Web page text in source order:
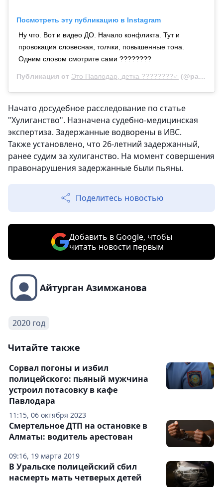
Посмотреть эту публикацию в Instagram
Ну что. Вот и видео ДО. Начало конфликта. Тут и
провокация словесная, толчки, повышенные тона.
Одним словом смотрите сами ????????
Публикация от Это Павлодар, детка ????????‍♂️ (@pavlo.detka)
Начато досудебное расследование по статье
"Хулиганство". Назначена судебно-медицинская
экспертиза. Задержанные водворены в ИВС.
Также установлено, что 26-летний задержанный,
ранее судим за хулиганство. На момент совершения
правонарушения задержанные были пьяны.
Поделитесь новостью
Добавить в Google, чтобы
читать новости первым
Айтурган Азимжанова
2020 год
Читайте также
11:15, 06 октября 2023
Сорвал погоны и избил
полицейского: пьяный мужчина
устроил потасовку в кафе
Павлодара
09:16, 19 марта 2019
Смертельное ДТП на остановке в
Алматы: водитель арестован
В Уральске полицейский сбил
насмерть мать четверых детей